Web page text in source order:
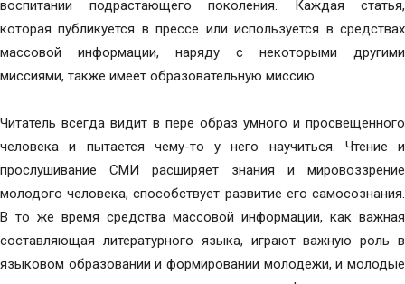
воспитании подрастающего поколения. Каждая статья,
которая публикуется в прессе или используется в средствах
массовой информации, наряду с некоторыми другими
миссиями, также имеет образовательную миссию.
Читатель всегда видит в пере образ умного и просвещенного
человека и пытается чему-то у него научиться. Чтение и
прослушивание СМИ расширяет знания и мировоззрение
молодого человека, способствует развитие его самосознания.
В то же время средства массовой информации, как важная
составляющая литературного языка, играют важную роль в
языковом образовании и формировании молодежи, и молодые